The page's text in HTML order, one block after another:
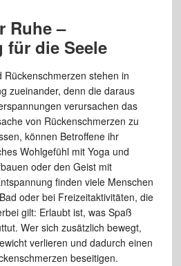
Ruhe –
für die Seele
stehen in
zueinander, denn die daraus
verursachen das
von Rückenschmerzen zu
können Betroffene ihr
Wohlgefühl mit Yoga und
oder den Geist mit
finden viele Menschen
oder bei Freizeitaktivitäten, die
gilt: Erlaubt ist, was Spaß
Wer sich zusätzlich bewegt,
verlieren und dadurch einen
beseitigen.